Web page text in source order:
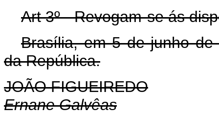
Art 3º - Revogam-se ás
Brasília, em 5 de junho de
da República.
JOÃO FIGUEIREDO
Ernane Galvêas